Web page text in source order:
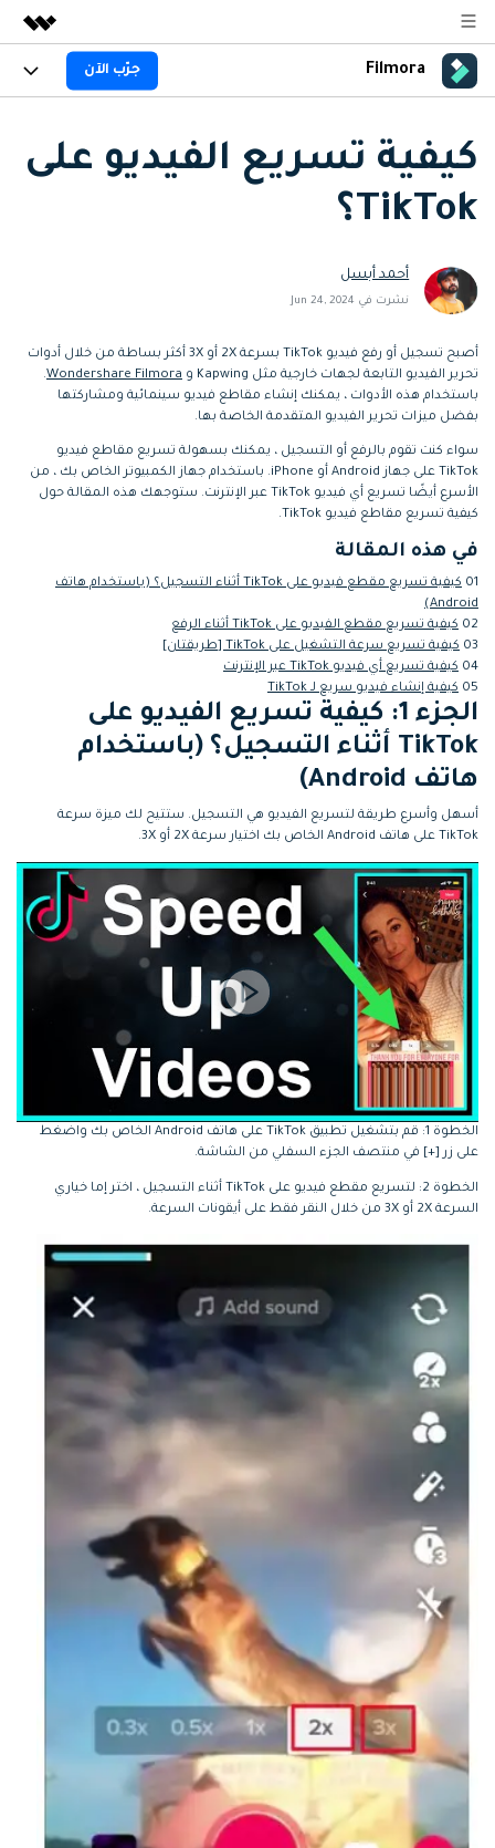
المنتجات المميزة
منتجات إدارة البيانات
نظرة عامة
الحلول
من نحن
المتجر
الدعم
Filmora جرّب الآن
المنصات
الميزات
Filmora AIالجيل القادم من التحرير بالذكاء الاصطناعي
ميزات الذكاء الاصطناعي
معلومات الذكاء الاصطناعي
Filmora لـ
المصادر
سلسلة دورات: Master
Class
الفيديوهات المتقدمة خطوة
بخطوة
برنامج الانجازات من
Filmora
للحصول على مكافآت مثيرة
رؤى التحرير
تعلم المعرفة الأساسية في تحرير
الفيديو
بنفسك
تابع Filmora على:
Blog
مركز الدعم
البدء
دعم العملاء
حول
استكشاف
التعاون
جرّب FILMORA اشتر الآنتسجيل الدخول
كيفية تسريع الفيديو على
TikTok؟
أحمد أبسل
نشرت في Jun 24, 2024
أصبح تسجيل أو رفع فيديو TikTok بسرعة 2X أو 3X أكثر بساطة من خلال أدوات
تحرير الفيديو التابعة لجهات خارجية مثل Kapwing و
Wondershare Filmora
.
باستخدام هذه الأدوات ، يمكنك إنشاء مقاطع فيديو سينمائية ومشاركتها
بفضل ميزات تحرير الفيديو المتقدمة الخاصة بها.
سواء كنت تقوم بالرفع أو التسجيل ، يمكنك بسهولة تسريع مقاطع فيديو
TikTok على جهاز Android أو iPhone. باستخدام جهاز الكمبيوتر الخاص بك ، من
الأسرع أيضًا تسريع أي فيديو TikTok عبر الإنترنت. ستوجهك هذه المقالة حول
كيفية تسريع مقاطع فيديو TikTok.
في هذه المقالة
01
كيفية تسريع مقطع فيديو على TikTok أثناء التسجيل؟ (باستخدام هاتف
Android)
02 كيفية تسريع مقطع الفيديو على TikTok أثناء الرفع
03 كيفية تسريع سرعة التشغيل على TikTok [طريقتان]
04 كيفية تسريع أي فيديو TikTok عبر الإنترنت
05 كيفية إنشاء فيديو سريع لـ TikTok
الجزء 1: كيفية تسريع الفيديو على
TikTok أثناء التسجيل؟ (باستخدام
هاتف Android)
أسهل وأسرع طريقة لتسريع الفيديو هي التسجيل. ستتيح لك ميزة سرعة
TikTok على هاتف Android الخاص بك اختيار سرعة 2X أو 3X.
الخطوة 1: قم بتشغيل تطبيق TikTok على هاتف Android الخاص بك واضغط
على زر [+] في منتصف الجزء السفلي من الشاشة.
الخطوة 2: لتسريع مقطع فيديو على TikTok أثناء التسجيل ، اختر إما خياري
السرعة 2X أو 3X من خلال النقر فقط على أيقونات السرعة.